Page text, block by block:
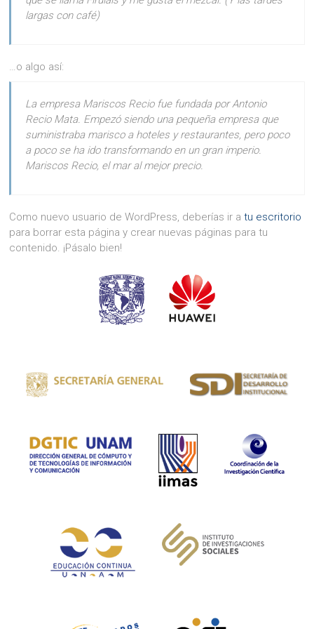
largas con café)
…o algo así:
La empresa Mariscos Recio fue fundada por Antonio
Recio Mata. Empezó siendo una pequeña empresa que
suministraba marisco a hoteles y restaurantes, pero poco
a poco se ha ido transformando en un gran imperio.
Mariscos Recio, el mar al mejor precio.
Como nuevo usuario de WordPress, deberías ir atu escritorio
para borrar esta página y crear nuevas páginas para tu
contenido. ¡Pásalo bien!